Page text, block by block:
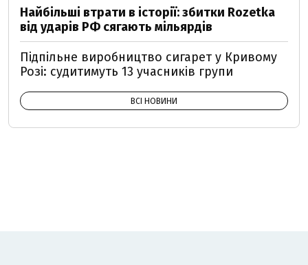
Найбільші втрати в історії: збитки Rozetka
від ударів РФ сягають мільярдів
Підпільне виробництво сигарет у Кривому
Розі: судитимуть 13 учасників групи
ВСІ НОВИНИ